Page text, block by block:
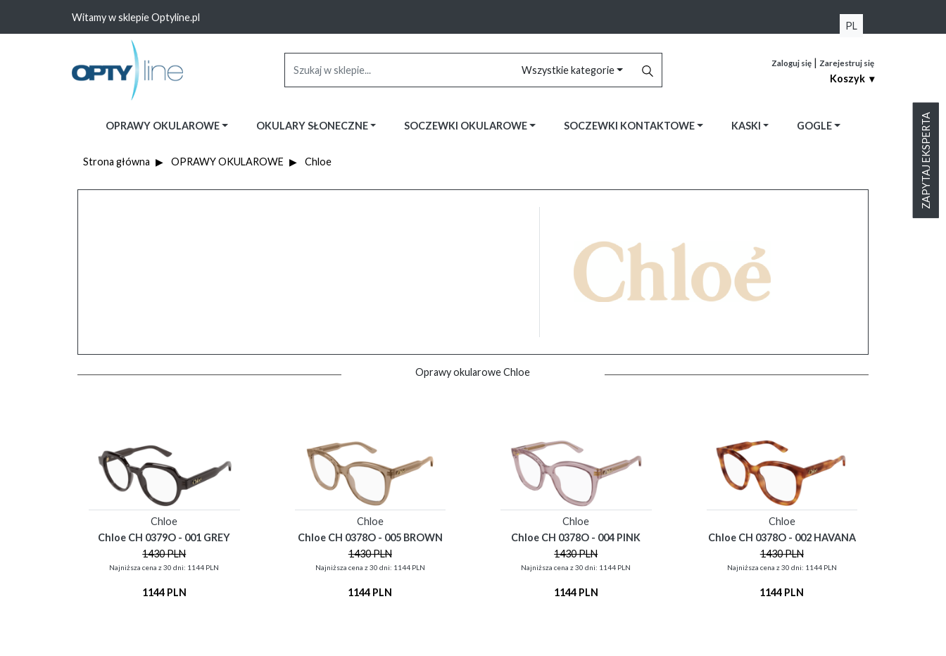
Witamy w sklepie Optyline.pl
PL
Wszystkie kategorie
Zaloguj się | Zarejestruj się
Koszyk ▾
OPRAWY OKULAROWE OKULARY SŁONECZNE SOCZEWKI OKULAROWE SOCZEWKI KONTAKTOWE KASKI GOGLE ZAPYTAJ EKSPERTA
Strona główna OPRAWY OKULAROWE Chloe
Oprawy okularowe Chloe
Chloe
Chloe CH 0379O - 001 GREY
1430 PLN
Najniższa cena z 30 dni: 1144 PLN
1144 PLN
Chloe
Chloe CH 0378O - 005 BROWN
1430 PLN
Najniższa cena z 30 dni: 1144 PLN
1144 PLN
Chloe
Chloe CH 0378O - 004 PINK
1430 PLN
Najniższa cena z 30 dni: 1144 PLN
1144 PLN
Chloe
Chloe CH 0378O - 002 HAVANA
1430 PLN
Najniższa cena z 30 dni: 1144 PLN
1144 PLN